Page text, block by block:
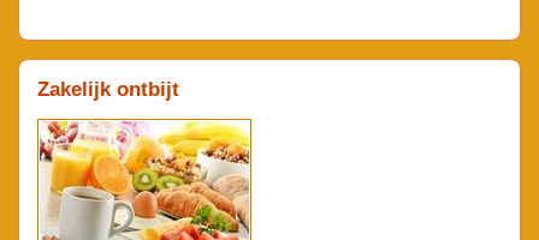
Zakelijk ontbijt